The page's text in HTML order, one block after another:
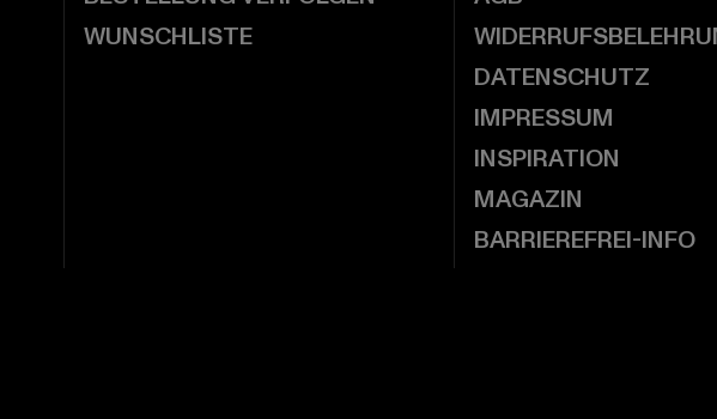
WUNSCHLISTE
DATENSCHUTZ
IMPRESSUM
INSPIRATION
MAGAZIN
BARRIEREFREI-INFO